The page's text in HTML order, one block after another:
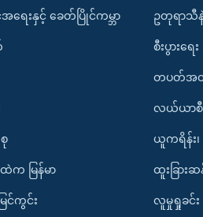
ေးနှင့် ခေတ်ပြိုင်ကမ္ဘာ
က မြန်မာ
မြင်ကွင်း
ဥတုရာသီ
စီးပွားရေး
တပတ်အတွ
လယ်ယာစီး
ယူကရိန်း၊
ထူးခြားဆ
လူမှုရှုခင်း